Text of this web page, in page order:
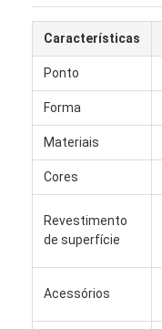
Produtos
Características
Ponto
Forma
Materiais
Cores
Revestimento
de superfície
Acessórios